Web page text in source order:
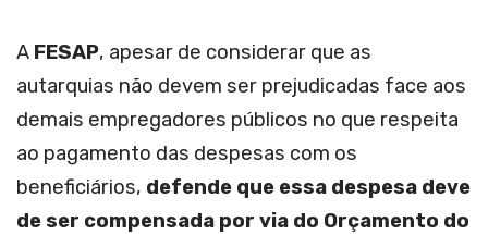
A FESAP, apesar de considerar que as
autarquias não devem ser prejudicadas face aos
demais empregadores públicos no que respeita
ao pagamento das despesas com os
beneficiários, defende que essa despesa deve
de ser compensada por via do Orçamento do